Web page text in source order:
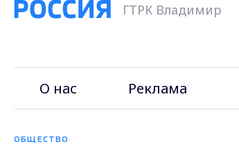
ГТРК Владимир
О нас Реклама
ОБЩЕСТВО